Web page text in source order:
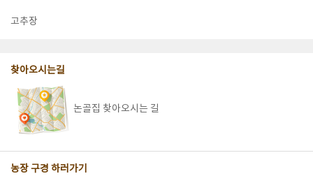
고추장
찾아오시는길
논골집 찾아오시는 길
농장 구경 하러가기